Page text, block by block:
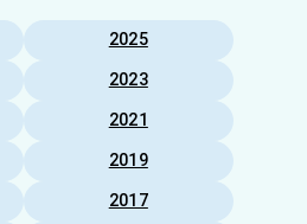
2025
2023
2021
2019
2017